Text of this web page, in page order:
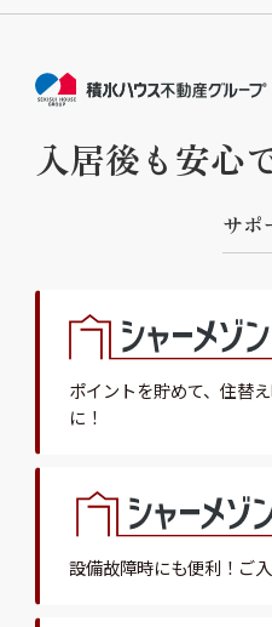
入居後も安心
サポ
ポイントを貯めて、 住替
に！
設備故障時にも便利！ ご